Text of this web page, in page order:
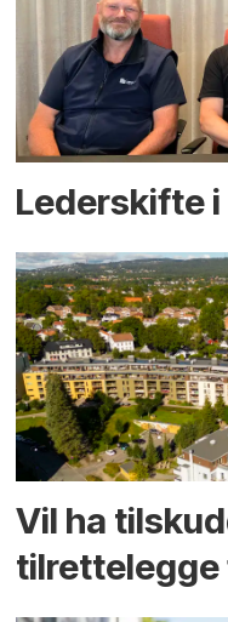
Lederskifte i
Vil ha
tilrettelegge